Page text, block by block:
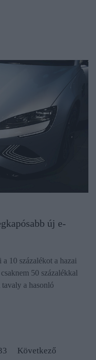
új e-
10 százalékot a hazai
50 százalékkal
a hasonló
Következő